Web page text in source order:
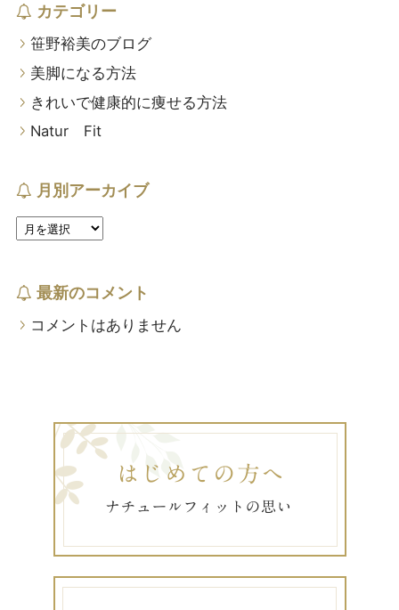
カテゴリー
笹野裕美のブログ
美脚になる方法
きれいで健康的に痩せる方法
Natur Fit
月別アーカイブ
最新のコメント
コメントはありません